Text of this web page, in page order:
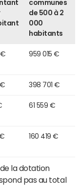
communes
de 500 à 2
000
habitants
€ 959 015 €
€ 398 701 €
61 559 €
160 419 €
la dotation
pas au total